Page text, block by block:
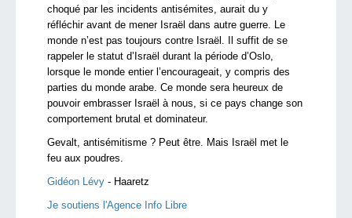
choqué par les incidents antisémites, aurait du y
réfléchir avant de mener Israël dans autre guerre. Le
monde n’est pas toujours contre Israël. Il suffit de se
rappeler le statut d’Israël durant la période d’Oslo,
lorsque le monde entier l’encourageait, y compris des
parties du monde arabe. Ce monde sera heureux de
pouvoir embrasser Israël à nous, si ce pays change son
comportement brutal et dominateur.
Gevalt, antisémitisme ? Peut être. Mais Israël met le
feu aux poudres.
Gidéon Lévy - Haaretz
Je soutiens l'Agence Info Libre